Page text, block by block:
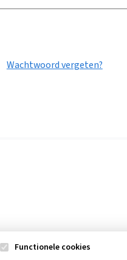
Wachtwoord vergeten?
Functionele cookies